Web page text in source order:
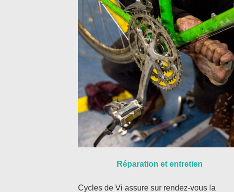
Réparation et entretien
Cycles de Vi assure sur rendez-vous la